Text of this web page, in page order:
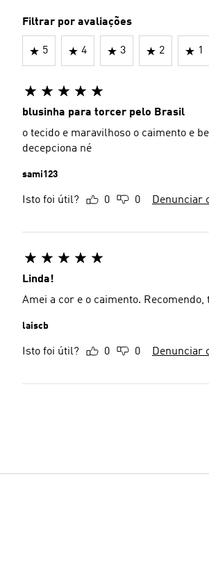
Filtrar por avaliações
5 4 3 2 1
blusinha para torcer pelo Brasil
o tecido e maravilhoso o caimento e
decepciona né
sami123
Isto foi útil? 0 0 Denunciar
Linda!
Amei a cor e o caimento. Recomendo,
laiscb
Isto foi útil? 0 0 Denunciar